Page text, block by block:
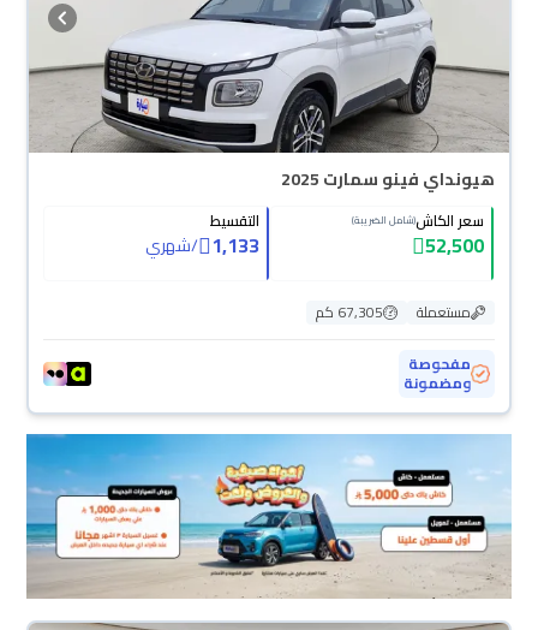
هيونداي فينو سمارت 2025
سعر الكاش(شامل الضريبة)
52,500
التقسيط
1,133
/شهري
مستعملة
67,305 كم
مفحوصة
ومضمونة